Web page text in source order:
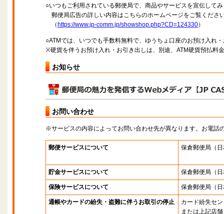
○いつもご利用されている郵便局で、商品やサービスを宣伝して
郵便局広告の詳しい内容はこちらのホームページをご覧くださ
（ https://www.jp-comm.jp/showshop.php?CD=124330）
○ATMでは、いつでも手数料無料で、ゆうちょ口座のお預け入れ
※硬貨を伴うお預け入れ・お引き出しは、別途、ATM硬貨預払料
お知らせ
お問い合わせ
※サービスの内容によってお問い合わせ先が異なります。お電話
郵便サービスについて 保倉郵便局 （
貯金サービスについて 保倉郵便局 （
保険サービスについて 保倉郵便局 （
通帳やカードの紛失・盗難に伴うお取引の停止
カード紛失セ
または上記店舗